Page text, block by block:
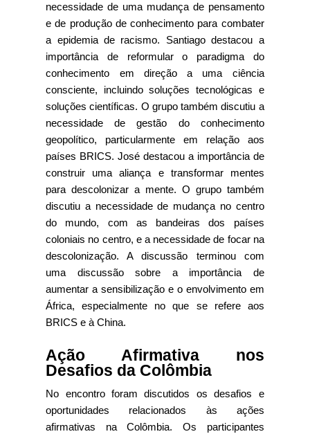
necessidade de uma mudança de pensamento
e de produção de conhecimento para combater
a epidemia de racismo. Santiago destacou a
importância de reformular o paradigma do
conhecimento em direção a uma ciência
consciente, incluindo soluções tecnológicas e
soluções científicas. O grupo também discutiu a
necessidade de gestão do conhecimento
geopolítico, particularmente em relação aos
países BRICS. José destacou a importância de
construir uma aliança e transformar mentes
para descolonizar a mente. O grupo também
discutiu a necessidade de mudança no centro
do mundo, com as bandeiras dos países
coloniais no centro, e a necessidade de focar na
descolonização. A discussão terminou com
uma discussão sobre a importância de
aumentar a sensibilização e o envolvimento em
África, especialmente no que se refere aos
BRICS e à China.
Ação Afirmativa nos
Desafios da Colômbia
No encontro foram discutidos os desafios e
oportunidades relacionados às ações
afirmativas na Colômbia. Os participantes